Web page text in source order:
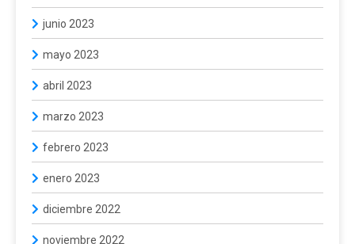
junio 2023
mayo 2023
abril 2023
marzo 2023
febrero 2023
enero 2023
diciembre 2022
noviembre 2022